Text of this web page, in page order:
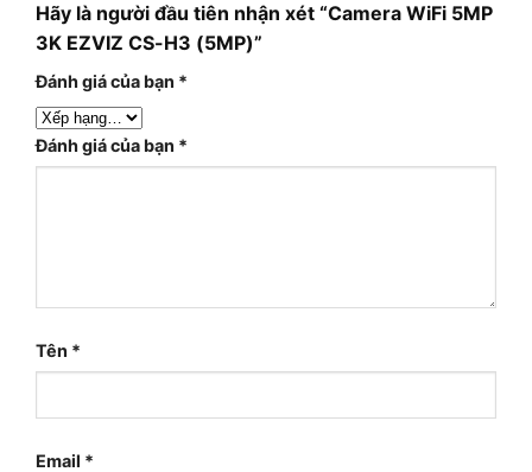
Hãy là người đầu tiên nhận xét “Camera WiFi 5MP
3K EZVIZ CS-H3 (5MP)”
Đánh giá của bạn *
Đánh giá của bạn *
Tên *
Email *